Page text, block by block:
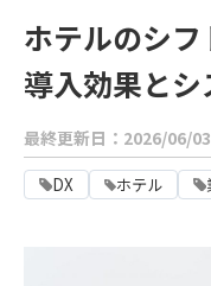
ホテルのシフ
導入効果と
最終更新日：2026/06/03
DX ホテル